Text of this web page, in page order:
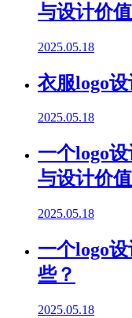
与设计价值
2025.05.18
衣服logo
2025.05.18
一个logo
与设计价
2025.05.18
一个logo
些？
2025.05.18